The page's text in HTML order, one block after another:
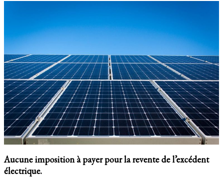
Aucune imposition à payer pour la revente de l’excédent
électrique.